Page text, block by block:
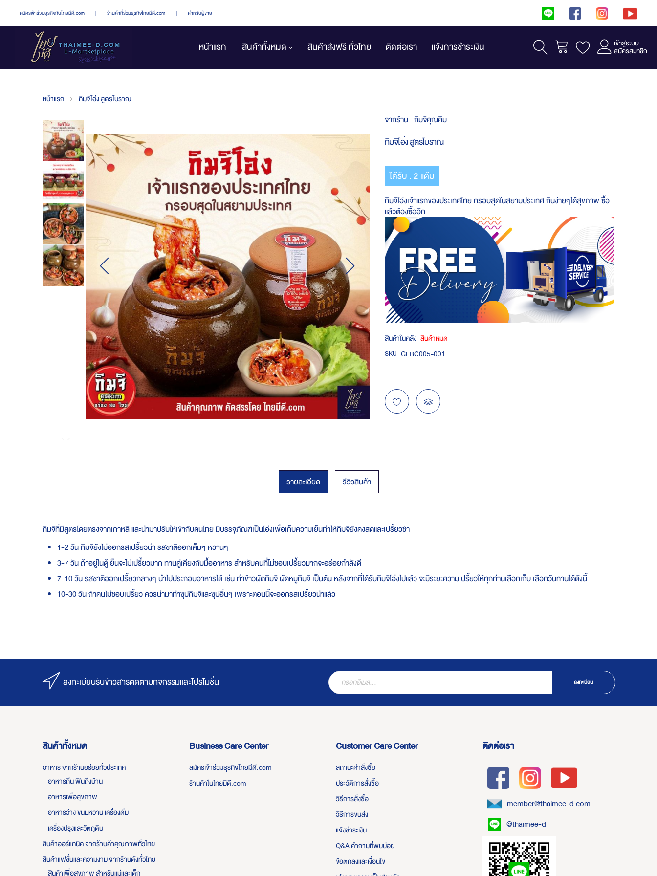
สมัครเข้าร่วมธุรกิจกับไทยมีดี.com | ร้านค้าที่ร่วมธุรกิจไทยมีดี.com | สำหรับผู้ขาย
หน้าแรก สินค้าทั้งหมด สินค้าส่งฟรี ทั่วไทย ติดต่อเรา แจ้งการชำระเงิน รถเข็น เข้าสู่ระบบ
สมัครสมาชิก
หน้าแรก กิมจิโอ่ง สูตรโบราณ
Skip
to
the
end
of
the
images
gallery
จากร้าน :กิมจิคุณคิม
กิมจิโอ่ง สูตรโบราณ
ได้รับ : 2 แต้ม
กิมจิโอ่งเจ้าแรกของประเทศไทย กรอบสุดในสยามประเทศ กินง่ายๆได้สุขภาพ ซื้อ
แล้วต้องซื้ออีก
สินค้าในคลัง สินค้าหมด
SKU GEBC005-001
รายละเอียด
กิมจิที่มีสูตรโดยตรงจากเกาหลี และนำมาปรับให้เข้ากับคนไทย มีบรรจุภัณฑ์เป็นโอ่งเพื่อเก็บความเย็นทำให้กิมจิยังคงสดและเปรี้ยวช้า
1-2 วัน กิมจิยังไม่ออกรสเปรี้ยวนำ รสชาติออกเค็มๆ หวานๆ
3-7 วัน ถ้าอยู่ในตู้เย็นจะไม่เปรี้ยวมาก ทานคู่เคียงกับมื้ออาหาร สำหรับคนที่ไม่ชอบเปรี้ยวมากจะอร่อยกำลังดี
7-10 วัน รสชาติออกเปรี้ยวกลางๆ นำไปประกอบอาหารได้ เช่น ทำข้าวผัดกิมจิ ผัดหมูกิมจิ เป็นต้น หลังจากที่ได้รับกิมจิโอ่งไปแล้ว จะมีระยะความเปรี้ยวให้ทุกท่านเลือกเก็บ เลือกวันทานได้ดังนี้
10-30 วัน ถ้าคนไม่ชอบเปรี้ยว ควรนำมาทำซุปกิมจิและซุปอื่นๆ เพราะตอนนี้จะออกรสเปรี้ยวนำแล้ว
รีวิวสินค้า
ลงทะเบียนรับข่าวสารติดตามกิจกรรมและโปรโมชั่น ลงทะเบียน
สินค้าทั้งหมด
อาหาร จากร้านอร่อยทั่วประเทศ
อาหารถิ่น ฟินถึงบ้าน
อาหารเพื่อสุขภาพ
อาหารว่าง ขนมหวาน เครื่องดื่ม
เครื่องปรุงและวัตถุดิบ
สินค้าออร์แกนิค จากร้านค้าคุณภาพทั่วไทย
สินค้าแฟชั่นและความงาม จากร้านดังทั่วไทย
สินค้าเพื่อสุขภาพ สำหรับแม่และเด็ก
Business Care Center
สมัครเข้าร่วมธุรกิจไทยมีดี.com
ร้านค้าในไทยมีดี.com
Customer Care Center
สถานะคำสั่งซื้อ
ประวัติการสั่งซื้อ
วิธีการสั่งซื้อ
วิธีการขนส่ง
แจ้งชำระเงิน
Q&A คำถามที่พบบ่อย
ข้อตกลงและเงื่อนไข
ติดต่อเรา
member@thaimee-d.com
@thaimee-d